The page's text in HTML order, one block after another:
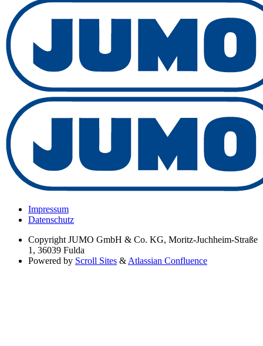
Impressum
Datenschutz
Copyright JUMO GmbH & Co. KG, Moritz-Juchheim-Straße
1, 36039 Fulda
Powered by Scroll Sites & Atlassian Confluence